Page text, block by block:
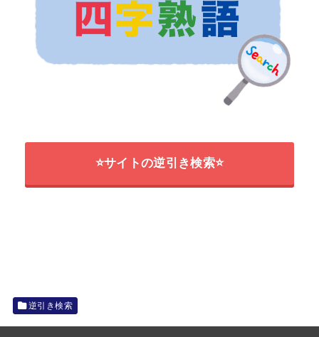
⭐サイトの逆引き検索⭐
逆引き検索